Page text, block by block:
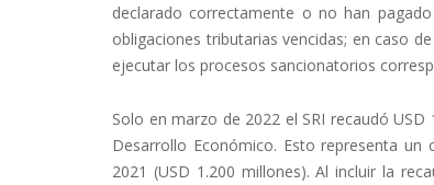
declarado correctamente o no han
obligaciones tributarias vencidas; en caso
ejecutar los procesos sancionatorios
Solo en marzo de 2022 el SRI recaudó
Desarrollo Económico. Esto representa
2021 (USD 1.200 millones). Al incluir la